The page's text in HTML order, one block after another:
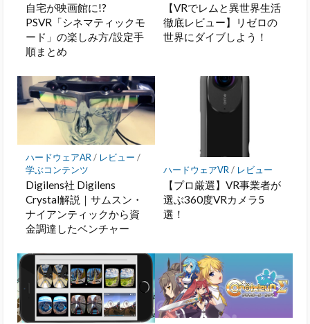
自宅が映画館に!?
PSVR「シネマティックモ
ード」の楽しみ方/設定手
順まとめ
【VRでレムと異世界生活
徹底レビュー】リゼロの
世界にダイブしよう！
ハードウェアAR / レビュー /
学ぶコンテンツ
Digilens社 Digilens
Crystal解説｜サムスン・
ナイアンティックから資
金調達したベンチャー
ハードウェアVR / レビュー
【プロ厳選】VR事業者が
選ぶ360度VRカメラ5
選！